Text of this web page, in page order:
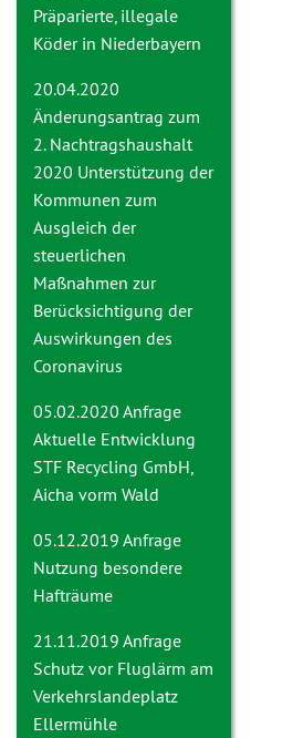
Präparierte, illegale
Köder in Niederbayern
20.04.2020
Änderungsantrag zum
2. Nachtragshaushalt
2020 Unterstützung der
Kommunen zum
Ausgleich der
steuerlichen
Maßnahmen zur
Berücksichtigung der
Auswirkungen des
Coronavirus
05.02.2020 Anfrage
Aktuelle Entwicklung
STF Recycling GmbH,
Aicha vorm Wald
05.12.2019 Anfrage
Nutzung besondere
Hafträume
21.11.2019 Anfrage
Schutz vor Fluglärm am
Verkehrslandeplatz
Ellermühle